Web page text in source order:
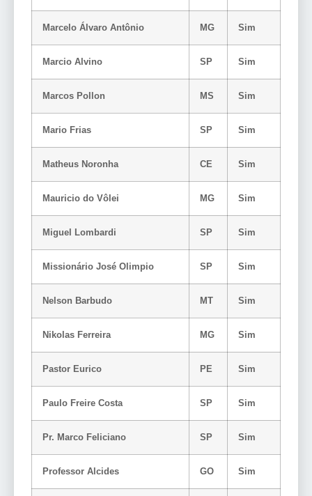
Marcelo Álvaro Antônio MG Sim
Marcio Alvino SP Sim
Marcos Pollon MS Sim
Mario Frias SP Sim
Matheus Noronha CE Sim
Mauricio do Vôlei MG Sim
Miguel Lombardi SP Sim
Missionário José Olimpio SP Sim
Nelson Barbudo MT Sim
Nikolas Ferreira MG Sim
Pastor Eurico PE Sim
Paulo Freire Costa SP Sim
Pr. Marco Feliciano SP Sim
Professor Alcides GO Sim